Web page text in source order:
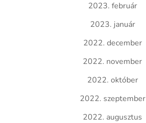
2023. február
2023. január
2022. december
2022. november
2022. október
2022. szeptember
2022. augusztus